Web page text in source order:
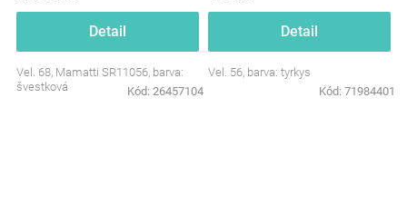
Detail
Vel. 68, Mamatti SR11056, barva:
švestková
Kód: 26457104
Detail
Vel. 56, barva: tyrkys
Kód: 71984401